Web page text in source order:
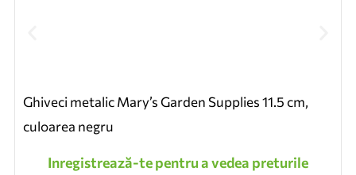
Ghiveci metalic Mary’s Garden Supplies 11.5 cm,
culoarea negru
Inregistrează-te pentru a vedea preturile